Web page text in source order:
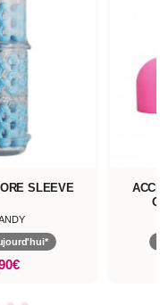
SLEEVE